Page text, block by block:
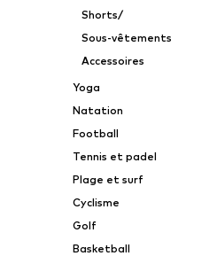
Shorts/
Sous-vêtements
Accessoires
Yoga
Natation
Football
Tennis et padel
Plage et surf
Cyclisme
Golf
Basketball